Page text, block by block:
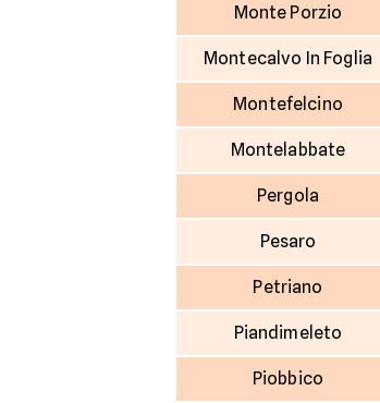
Monte Porzio
Montecalvo In Foglia
Montefelcino
Montelabbate
Pergola
Pesaro
Petriano
Piandimeleto
Piobbico